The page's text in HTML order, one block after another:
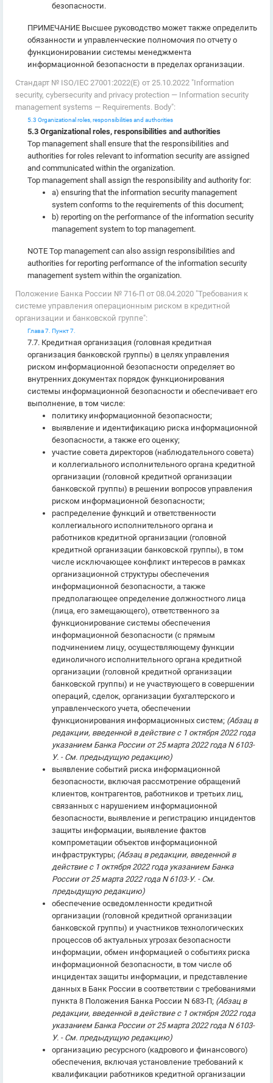
безопасности.
ПРИМЕЧАНИЕ Высшее руководство может также определить
обязанности и управленческие полномочия по отчету о
функционировании системы менеджмента
информационной безопасности в пределах организации.
Стандарт № ISO/IEC 27001:2022(E) от 25.10.2022 "Information
security, cybersecurity and privacy protection — Information security
management systems — Requirements. Body":
5.3 Organizational roles, responsibilities and authorities
5.3 Organizational roles, responsibilities and authorities
Top management shall ensure that the responsibilities and
authorities for roles relevant to information security are assigned
and communicated within the organization.
Top management shall assign the responsibility and authority for:
a) ensuring that the information security management
system conforms to the requirements of this document;
b) reporting on the performance of the information security
management system to top management.
NOTE Top management can also assign responsibilities and
authorities for reporting performance of the information security
management system within the organization.
Положение Банка России № 716-П от 08.04.2020 "Требования к
системе управления операционным риском в кредитной
организации и банковской группе":
Глава 7. Пункт 7.
7.7. Кредитная организация (головная кредитная
организация банковской группы) в целях управления
риском информационной безопасности определяет во
внутренних документах порядок функционирования
системы информационной безопасности и обеспечивает его
выполнение, в том числе:
политику информационной безопасности;
выявление и идентификацию риска информационной
безопасности, а также его оценку;
участие совета директоров (наблюдательного совета)
и коллегиального исполнительного органа кредитной
организации (головной кредитной организации
банковской группы) в решении вопросов управления
риском информационной безопасности;
распределение функций и ответственности
коллегиального исполнительного органа и
работников кредитной организации (головной
кредитной организации банковской группы), в том
числе исключающее конфликт интересов в рамках
организационной структуры обеспечения
информационной безопасности, а также
предполагающее определение должностного лица
(лица, его замещающего), ответственного за
функционирование системы обеспечения
информационной безопасности (с прямым
подчинением лицу, осуществляющему функции
единоличного исполнительного органа кредитной
организации (головной кредитной организации
банковской группы) и не участвующего в совершении
операций, сделок, организации бухгалтерского и
управленческого учета, обеспечении
функционирования информационных систем; (Абзац в
редакции, введенной в действие с 1 октября 2022 года
указанием Банка России от 25 марта 2022 года N 6103-
У. - См. предыдущую редакцию)
выявление событий риска информационной
безопасности, включая рассмотрение обращений
клиентов, контрагентов, работников и третьих лиц,
связанных с нарушением информационной
безопасности, выявление и регистрацию инцидентов
защиты информации, выявление фактов
компрометации объектов информационной
инфраструктуры; (Абзац в редакции, введенной в
действие с 1 октября 2022 года указанием Банка
России от 25 марта 2022 года N 6103-У. - См.
предыдущую редакцию)
обеспечение осведомленности кредитной
организации (головной кредитной организации
банковской группы) и участников технологических
процессов об актуальных угрозах безопасности
информации, обмен информацией о событиях риска
информационной безопасности, в том числе об
инцидентах защиты информации, и представление
данных в Банк России в соответствии с требованиями
пункта 8 Положения Банка России N 683-П; (Абзац в
редакции, введенной в действие с 1 октября 2022 года
указанием Банка России от 25 марта 2022 года N 6103-
У. - См. предыдущую редакцию)
организацию ресурсного (кадрового и финансового)
обеспечения, включая установление требований к
квалификации работников кредитной организации